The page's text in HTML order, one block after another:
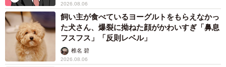
2026.08.06
飼い主が食べているヨーグルトをもらえなかっ
た犬さん、爆裂に拗ねた顔がかわいすぎ「鼻息
フスフス」「反則レベル」
椎名 碧
2026.08.06